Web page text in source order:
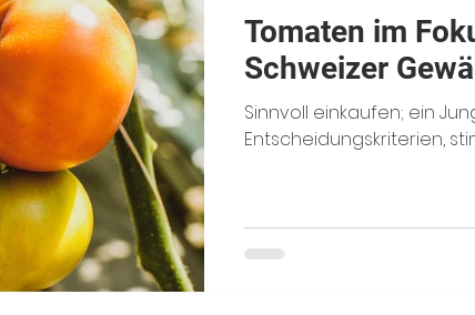
Tomaten im
Schweizer
Sinnvoll einkaufen; ein
Entscheidungskriterien,